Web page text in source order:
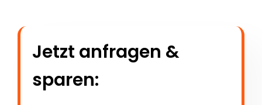
Jetzt anfragen &
sparen: